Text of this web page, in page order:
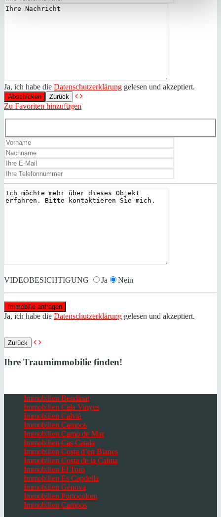
Ja, ich habe die Datenschutzerklärung gelesen und akzeptiert.
Zurück
Zu Favoriten hinzufügen
VIDEOBESICHTIGUNG Ja Nein
Ja, ich habe die Datenschutzerklärung gelesen und akzeptiert.
Zurück
Ihre Traumimmobilie finden!
Immobilien Bendinat
Immobilien Cala Vinyes
Immobilien Calvià
Immobilien Campos
Immobilien Camp de Mar
Immobilien Cas Catala
Immobilien Costa d’en Blanes
Immobilien Costa de la Calma
Immobilien El Toro
Immobilien Es Capdella
Immobilien Génova
Immobilien Portocolom
Immobilien Campos